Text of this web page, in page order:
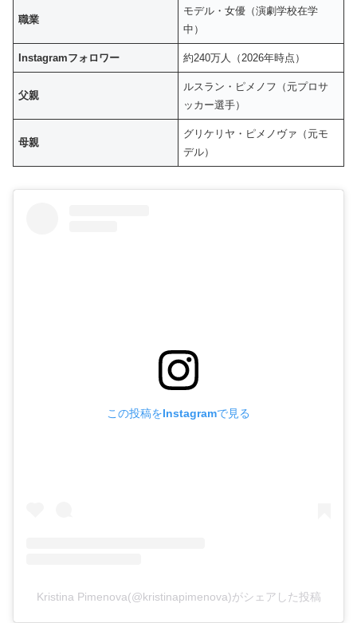
職業
モデル・女優（演劇学校在学
中）
Instagramフォロワー 約240万人（2026年時点）
父親
ルスラン・ピメノフ（元プロサ
ッカー選手）
母親
グリケリヤ・ピメノヴァ（元モ
デル）
この投稿をInstagramで見る
Kristina Pimenova(@kristinapimenova)がシェアした投稿